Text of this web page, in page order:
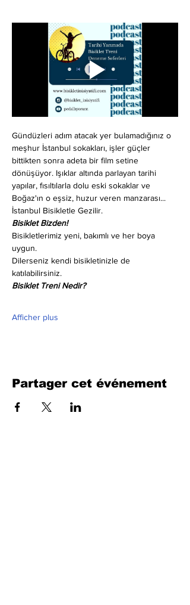
Gündüzleri adım atacak yer bulamadığınız o
meşhur İstanbul sokakları, işler güçler
bittikten sonra adeta bir film setine
dönüşüyor. Işıklar altında parlayan tarihi
yapılar, fısıltılarla dolu eski sokaklar ve
Boğaz'ın o eşsiz, huzur veren manzarası...
İstanbul Bisikletle Gezilir.
Bisiklet Bizden!
Bisikletlerimiz yeni, bakımlı ve her boya
uygun.
Dilerseniz kendi bisikletinizle de
katılabilirsiniz.
Bisiklet Treni Nedir?
Afficher plus
Partager cet événement